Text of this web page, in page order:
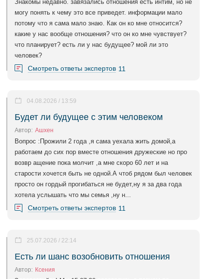
Знакомы недавно. завязались отношения есть интим, но не
могу понять к чему это все приведет. информации мало
потому что я сама мало знаю. Как он ко мне относится?
какие у нас вообще отношения? что он ко мне чувствует?
что планирует? есть ли у нас будущее? мой ли это
человек?
Смотреть ответы экспертов 11
Будет ли будущее с этим человеком
04.08.2026 / 13:59
Автор: Ашхен
Вопрос :Прожили 2 года ,я сама уехала жить домой,а
работаем до сих пор вместе отношения дружеские но про
возвр ащение пока молчит ,а мне скоро 60 лет и на
старости хочется быть не одной.А чтоб рядом был человек
просто он гордый прогибаться не будет,ну я за два года
хотела услышать что мы семья ,ну н...
Смотреть ответы экспертов 11
Есть ли шанс возобновить отношения
25.07.2026 / 22:14
Автор: Ксения